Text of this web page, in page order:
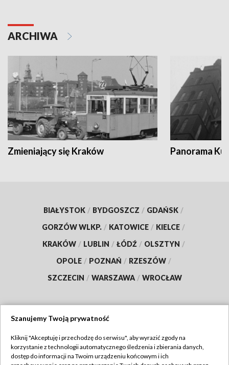
ARCHIWA
Zmieniający się Kraków Panorama
BIAŁYSTOK / BYDGOSZCZ / GDAŃSK /
GORZÓW WLKP. / KATOWICE / KIELCE /
KRAKÓW / LUBLIN / ŁÓDŹ / OLSZTYN /
OPOLE / POZNAŃ / RZESZÓW /
SZCZECIN / WARSZAWA / WROCŁAW
TVP
Szanujemy Twoją prywatność
Kliknij "Akceptuję i przechodzę do serwisu", aby wyrazić zgody na
korzystanie z technologii automatycznego śledzenia i zbierania danych,
dostęp do informacji na Twoim urządzeniu końcowym i ich